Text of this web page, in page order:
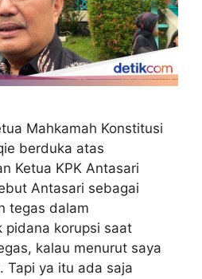
Mahkamah Konstitusi
berduka atas
Ketua KPK Antasari
Antasari sebagai
tegas dalam
pidana korupsi saat
kalau menurut saya
Tapi ya itu ada saja